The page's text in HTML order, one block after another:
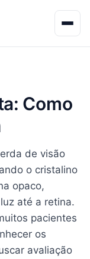
Abrir
Como
de visão
o cristalino
opaco,
até a retina.
pacientes
os
avaliação